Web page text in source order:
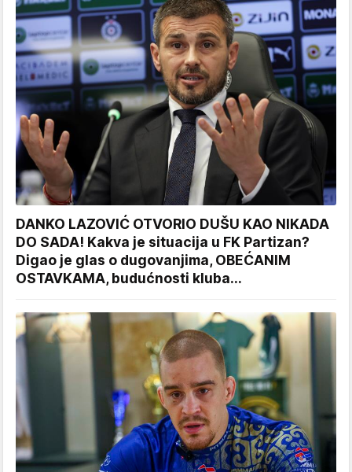
DANKO LAZOVIĆ OTVORIO DUŠU KAO NIKADA
DO SADA! Kakva je situacija u FK Partizan?
Digao je glas o dugovanjima, OBEĆANIM
OSTAVKAMA, budućnosti kluba...